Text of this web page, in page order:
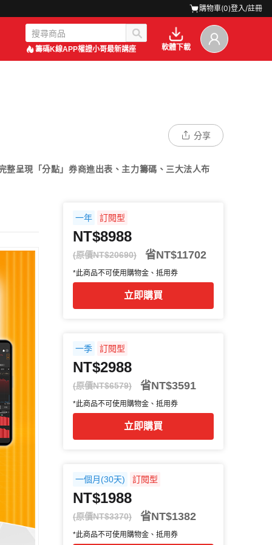
購物車(0)登入/註冊
籌碼K線APP權證小哥最新講座 軟體下載
分享
呈現「分點」券商進出表、主力籌碼、三大法人布
一年 訂閱型
NT$8988
(原價NT$20690) 省NT$11702
*此商品不可使用購物金、抵用券
立即購買
一季 訂閱型
NT$2988
(原價NT$6579) 省NT$3591
*此商品不可使用購物金、抵用券
立即購買
一個月(30天) 訂閱型
NT$1988
(原價NT$3370) 省NT$1382
*此商品不可使用購物金、抵用券